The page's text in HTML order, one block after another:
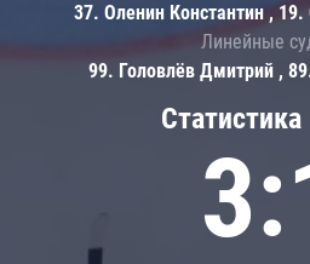
37. Оленин Константин ,
Линейные
99. Головлёв Дмитрий ,